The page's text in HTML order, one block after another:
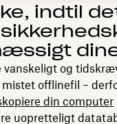
indtil
vanskeligt og
mistet offlinefil –
din computer
uopretteligt